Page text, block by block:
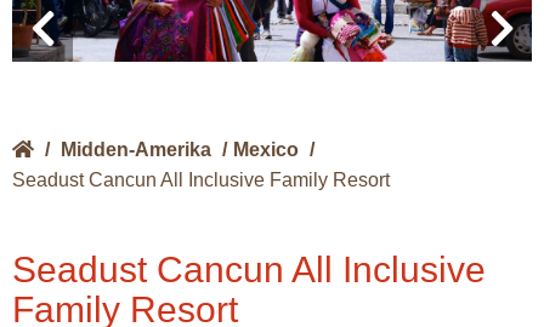
/ Midden-Amerika / Mexico /
Seadust Cancun All Inclusive Family Resort
Seadust Cancun All Inclusive
Family Resort